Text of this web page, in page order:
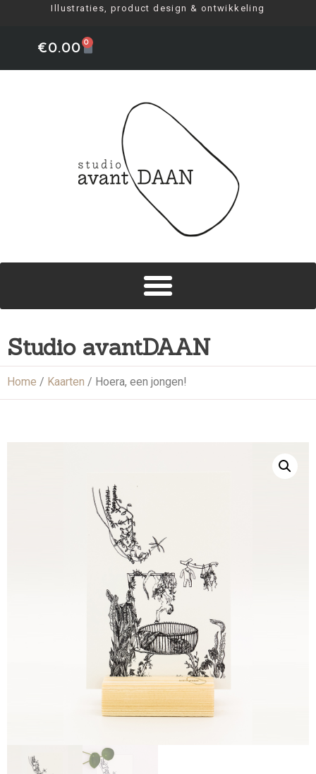
Illustraties, product design & ontwikkeling
€0.00 0
Studio avantDAAN
Home / Kaarten / Hoera, een jongen!